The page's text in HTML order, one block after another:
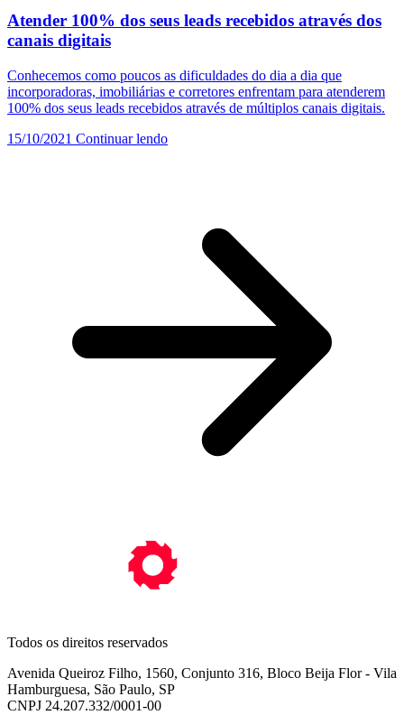
Atender 100% dos seus leads recebidos através dos
canais digitais
Conhecemos como poucos as dificuldades do dia a dia que
incorporadoras, imobiliárias e corretores enfrentam para atenderem
100% dos seus leads recebidos através de múltiplos canais digitais.
15/10/2021 Continuar lendo
Todos os direitos reservados
Avenida Queiroz Filho, 1560, Conjunto 316, Bloco Beija Flor - Vila
Hamburguesa, São Paulo, SP
CNPJ 24.207.332/0001-00